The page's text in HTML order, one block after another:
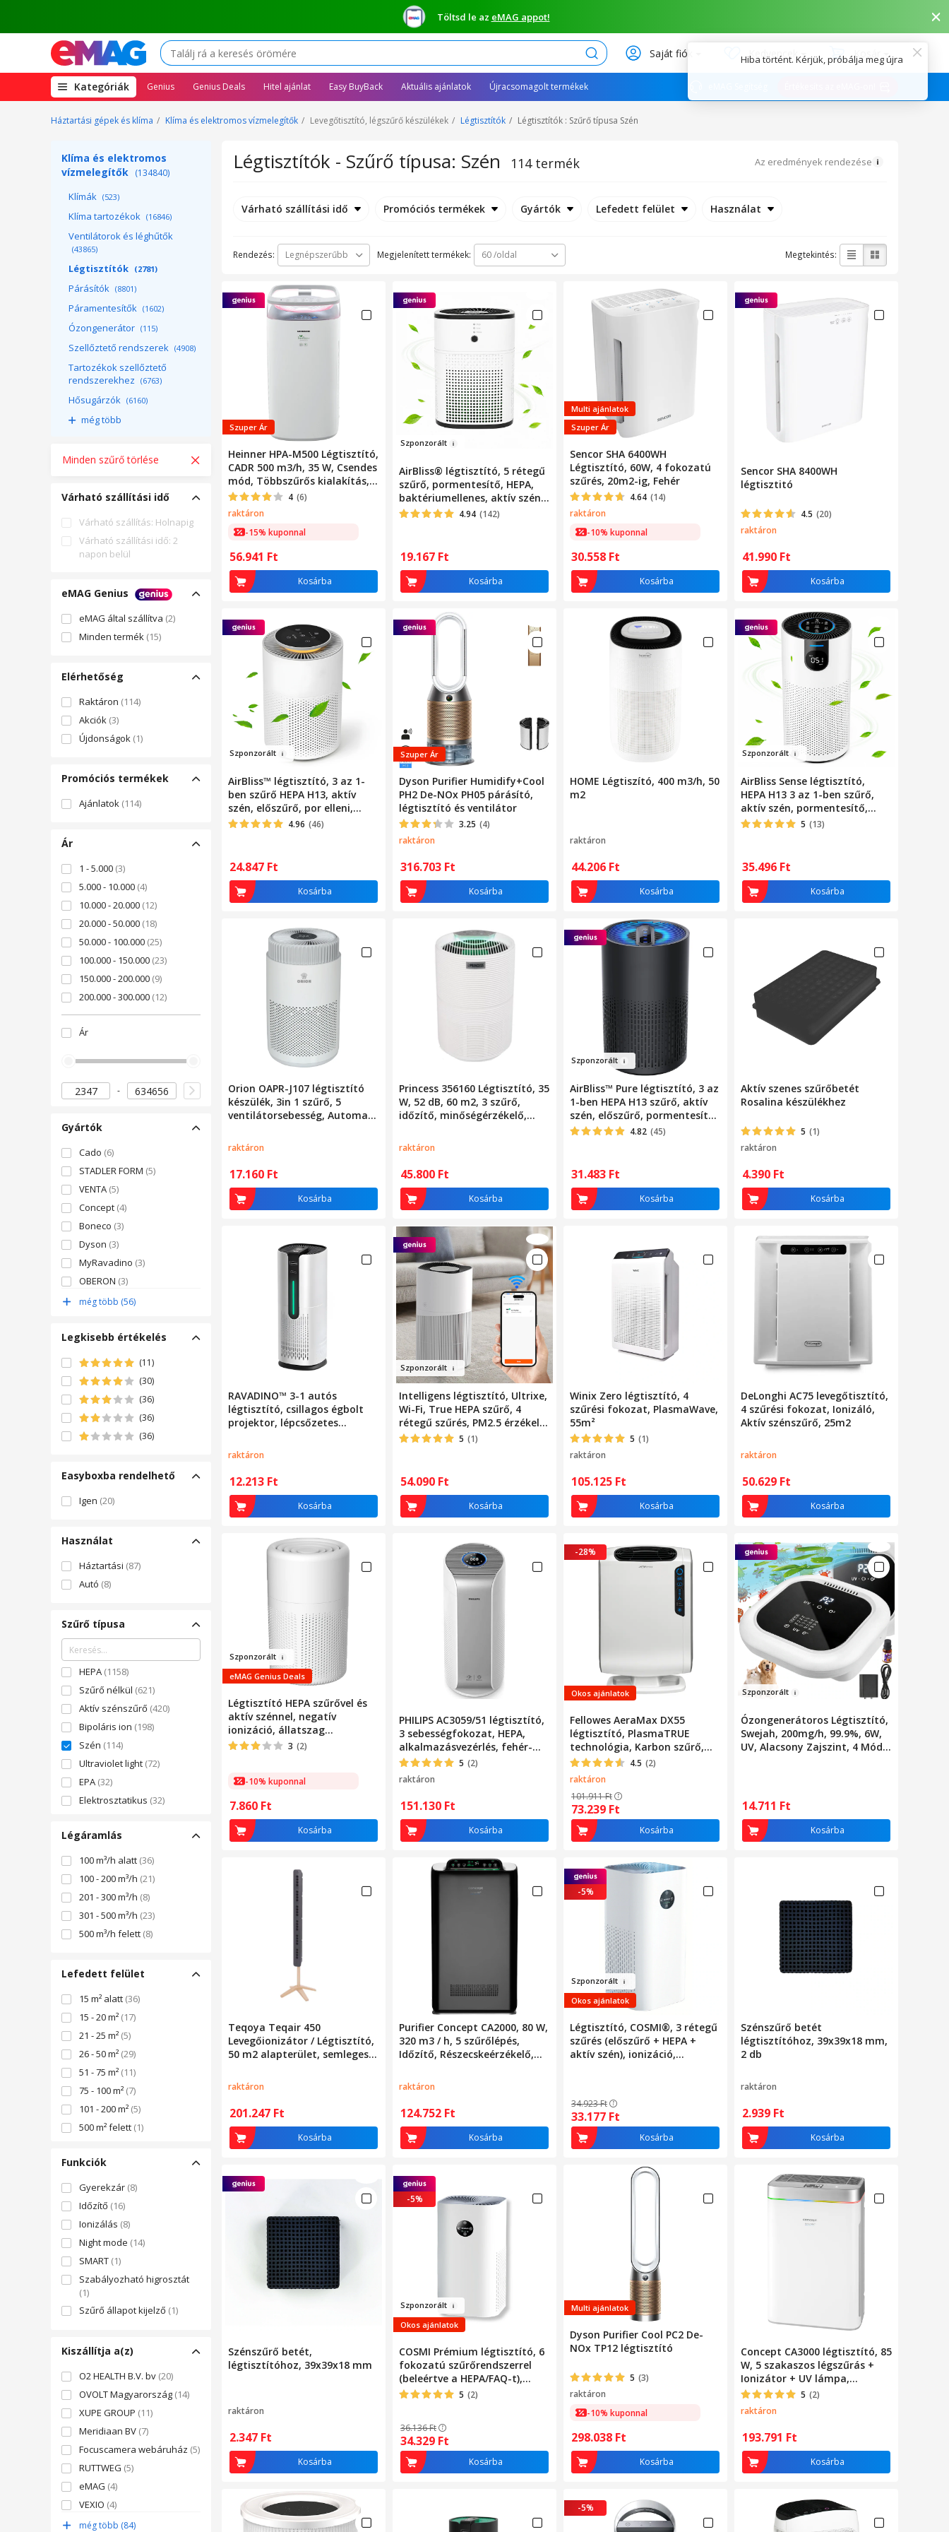
Töltsd le az eMAG appot!
Keresés Saját fiók Kedvencek Kosár
Kategóriák(open
megamenu)
Genius Genius Deals Hitel ajánlat Easy BuyBack Aktuális ajánlatok Újracsomagolt termékek
Háztartási gépek és klíma Klíma és elektromos vízmelegítők Levegőtisztító, légszűrő készülékek Légtisztítók Légtisztítók : Szűrő típusa Szén
Klíma és elektromos
vízmelegítők
(134840)
Klímák (523)
Klíma tartozékok (16846)
Ventilátorok és léghűtők
(43865)
Légtisztítók (2781)
Párásítók (8801)
Páramentesítők (1602)
Ózongenerátor (115)
Szellőztető rendszerek (4908)
Tartozékok szellőztető
rendszerekhez (6763)
Hősugárzók (6160)
még több
Minden szűrő törlése
Várható szállítási idő
Várható szállítás: Holnapig
Várható szállítási idő: 2
napon belül
eMAG Genius
eMAG által szállítva (2)
Minden termék (15)
Elérhetőség
Raktáron (114)
Akciók (3)
Újdonságok (1)
Promóciós termékek
Ajánlatok (114)
Ár
1 - 5.000 (3)
5.000 - 10.000 (4)
10.000 - 20.000 (12)
20.000 - 50.000 (18)
50.000 - 100.000 (25)
100.000 - 150.000 (23)
150.000 - 200.000 (9)
200.000 - 300.000 (12)
300.000 - 400.000(3)
400.000 - 500.000
Ár
Gyártók
Cado (6)
STADLER FORM (5)
VENTA (5)
Concept (4)
Boneco (3)
Dyson (3)
MyRavadino (3)
OBERON (3)
Sencor(3)
még több (56)
Legkisebb értékelés
(11)
(30)
(36)
(36)
(36)
Easyboxba rendelhető
Igen (20)
Használat
Háztartási (87)
Autó (8)
Szűrő típusa
HEPA (1158)
Szűrő nélkül (621)
Aktív szénszűrő (420)
Bipoláris ion (198)
Szén (114)
Ultraviolet light (72)
EPA (32)
Elektrosztatikus (32)
Faszén(26)
Víz (21)
Katalízis
(20)
Allergy+(17)
Fotokatalitikus(14)
Kerámiai(12)
HPP(4)
Molekula szeparátor
Nano-Coil(3)
Nano-Silver(1)
PECO(1)
Légáramlás
100 m³/h alatt (36)
100 - 200 m³/h (21)
201 - 300 m³/h (8)
301 - 500 m³/h (23)
500 m³/h felett (8)
Lefedett felület
15 m² alatt (36)
15 - 20 m² (17)
21 - 25 m² (5)
26 - 50 m² (29)
51 - 75 m² (11)
75 - 100 m² (7)
101 - 200 m² (5)
500 m² felett (1)
Funkciók
Gyerekzár (8)
Időzítő (16)
Ionizálás (8)
Night mode (14)
SMART (1)
Szabályozható higrosztát
(1)
Szűrő állapot kijelző (1)
Wi-Fi(5)
Kiszállítja a(z)
O2 HEALTH B.V. bv (20)
OVOLT Magyarország (14)
XUPE GROUP (11)
Meridiaan BV (7)
Focuscamera webáruház (5)
RUTTWEG (5)
eMAG (4)
VEXIO (4)
3DUV(4)
még több (84)
Légtisztítók - Szűrő típusa: Szén 114 termék Az eredmények rendezése
Várható szállítási idő Promóciós termékek Gyártók Lefedett felület Használat
Rendezés: Legnépszerűbb Megjelenített termékek: 60 /oldal Megtekintés:
Szuper Ár
Heinner HPA-M500 Légtisztító,
CADR 500 m3/h, 35 W, Csendes
mód, Többszűrős kialakítás,
Levegő minőség jelzése, Fehér
4 (6)
raktáron
-15% kuponnal
56.941 Ft
Kosárba
Szponzorált
AirBliss® légtisztító, 5 rétegű
szűrő, pormentesítő, HEPA,
baktériumellenes, aktív szén,
hidegkatalizátor,
alvó üzemmód, automatikus
üzemmód, időzítő,
hordozható, néma, Fehér
4.94 (142)
19.167 Ft
Kosárba
Multi ajánlatok
Szuper Ár
Sencor SHA 6400WH
Légtisztító, 60W, 4 fokozatú
szűrés, 20m2-ig, Fehér
4.64 (14)
raktáron
-10% kuponnal
30.558 Ft
Kosárba
Sencor SHA 8400WH
légtisztitó
4.5 (20)
raktáron
41.990 Ft
Kosárba
Szponzorált
AirBliss™ légtisztító, 3 az 1-
ben szűrő HEPA H13, aktív
szén, előszűrő, por elleni,
antibakteriális,
alvó mód, automata mód,
időzítő, automatikus
kikapcsolás, hordozható,
csendes, fehér
4.96 (46)
24.847 Ft
Kosárba
Szuper Ár
Dyson Purifier Humidify+Cool
PH2 De-NOx PH05 párásító,
légtisztító és ventilátor
3.25 (4)
raktáron
316.703 Ft
Kosárba
HOME Légtiszító, 400 m3/h, 50
m2
raktáron
44.206 Ft
Kosárba
Szponzorált
AirBliss Sense légtisztító,
HEPA H13 3 az 1-ben szűrő,
aktív szén, pormentesítő,
antibakteriális, PM2.5
érintőképernyő, 360°-os
légáramlás, 4 sebesség,
automata mód, alvó mód, 1-
24 órás időzítő, fehér
5 (13)
35.496 Ft
Kosárba
Orion OAPR-J107 légtisztító
készülék, 3in 1 szűrő, 5
ventilátorsebesség, Automata
raktáron
17.160 Ft
Kosárba
Princess 356160 Légtisztító, 35
W, 52 dB, 60 m2, 3 szűrő,
időzítő, minőségérzékelő,
raktáron
45.800 Ft
Kosárba
Szponzorált
AirBliss™ Pure légtisztító, 3 az
1-ben HEPA H13 szűrő, aktív
szén, előszűrő, pormentesítő,
antibakteriális, ózonmentes,
mód, alvó üzemmód, 4/8/12
órás időzítő, hordozható,
csendes, fekete
4.82 (45)
31.483 Ft
Kosárba
Aktív szenes szűrőbetét
Rosalina készülékhez
5 (1)
raktáron
4.390 Ft
Kosárba
RAVADINO™ 3-1 autós
légtisztító, csillagos égbolt
projektor, lépcsőzetes
cserélhető szűrő, szürke
raktáron
12.213 Ft
Kosárba
Szponzorált
Intelligens légtisztító, Ultrixe,
Wi-Fi, True HEPA szűrő, 4
rétegű szűrés, PM2.5 érzékelő,
3 sebesség, 50 m2
5 (1)
54.090 Ft
Kosárba
Winix Zero légtisztító, 4
szűrési fokozat, PlasmaWave,
55m²
5 (1)
raktáron
105.125 Ft
Kosárba
DeLonghi AC75 levegőtisztító,
4 szűrési fokozat, Ionizáló,
Aktív szénszűrő, 25m2
raktáron
50.629 Ft
Kosárba
Szponzorált
eMAG Genius Deals
Légtisztító HEPA szűrővel és
aktív szénnel, negatív
ionizáció, állatszag
eltávolítás, fehér, 11x11x19cm
3 (2)
-10% kuponnal
7.860 Ft
Kosárba
PHILIPS AC3059/51 légtisztító,
3 sebességfokozat, HEPA,
alkalmazásvezérlés, fehér-
szürke
5 (2)
raktáron
151.130 Ft
Kosárba
-28%
Okos ajánlatok
Fellowes AeraMax DX55
légtisztító, PlasmaTRUE
technológia, Karbon szűrő,
True HEPA szűrő, AeraSmart
érzékelő, 4 sebesség
4.5 (2)
raktáron
101.911Ft
73.239 Ft
Kosárba
Szponzorált
Ózongenerátoros Légtisztító,
Swejah, 200mg/h, 99.9%, 6W,
UV, Alacsony Zajszint, 4 Mód,
Fürdőszobákba, Garázsokba,
Füstös Helyiségekbe és
Konyhákba, Fehér
14.711 Ft
Kosárba
Teqoya Teqair 450
Levegőionizátor / Légtisztító,
50 m2 alapterület, semlegesíti
mikrorészecskéket,
allergéneket, baktériumokat
és vírusokat, javítja a levegő
minőségét, antracitkék /
fekete színű
raktáron
201.247 Ft
Kosárba
Purifier Concept CA2000, 80 W,
320 m3 / h, 5 szűrőlépés,
Időzítő, Részecskeérzékelő,
raktáron
124.752 Ft
Kosárba
-5%
Szponzorált
Okos ajánlatok
Légtisztító, COSMI®, 3 rétegű
szűrés (előszűrő + HEPA +
aktív szén), ionizáció,
akár 128m²-es helyiségekhez,
fehér
34.923Ft
33.177 Ft
Kosárba
Szénszűrő betét
légtisztítóhoz, 39x39x18 mm,
2 db
raktáron
2.939 Ft
Kosárba
Szénszűrő betét,
légtisztítóhoz, 39x39x18 mm
raktáron
2.347 Ft
Kosárba
-5%
Szponzorált
Okos ajánlatok
COSMI Prémium légtisztító, 6
fokozatú szűrőrendszerrel
(beleértve a HEPA/FAQ-t),
128m² lefedettséggel,
allergiások és gyermekes
családok számára, fehér
5 (2)
36.136Ft
34.329 Ft
Kosárba
Multi ajánlatok
Dyson Purifier Cool PC2 De-
NOx TP12 légtisztító
5 (3)
raktáron
-10% kuponnal
298.038 Ft
Kosárba
Concept CA3000 légtisztító, 85
W, 5 szakaszos légszűrás +
Ionizátor + UV lámpa,
Légáramlás 488 m3 / h,
Párásító, Időzítő, Smart +
alvó üzemmód, Por érzékelő
LED kijelzővel, Távirányító,
Gyerekzár, Fehér / Ezüst
5 (2)
raktáron
193.791 Ft
Kosárba
-5%